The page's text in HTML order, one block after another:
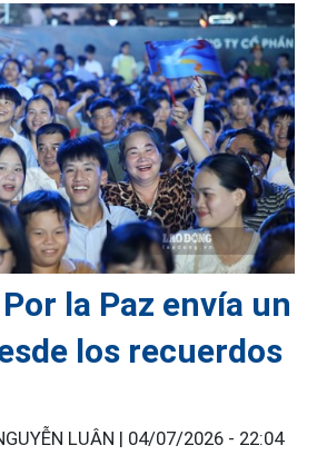
la Paz envía un
los recuerdos
LUÂN | 04/07/2026 - 22:04